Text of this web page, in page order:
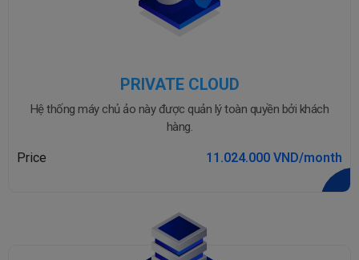
PRIVATE CLOUD
Hệ thống máy chủ ảo này được quản lý toàn quyền bởi khách
hàng.
Price 11.024.000 VND/month